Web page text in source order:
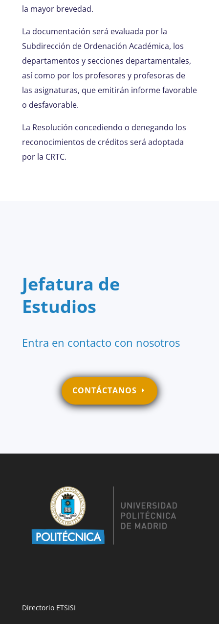
la mayor brevedad.
La documentación será evaluada por la
Subdirección de Ordenación Académica, los
departamentos y secciones departamentales,
así como por los profesores y profesoras de
las asignaturas, que emitirán informe favorable
o desfavorable.
La Resolución concediendo o denegando los
reconocimientos de créditos será adoptada
por la CRTC.
Jefatura de
Estudios
Entra en contacto con nosotros
CONTÁCTANOS
Directorio ETSISI